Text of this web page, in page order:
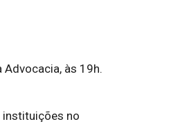
às 19h.
instituições no